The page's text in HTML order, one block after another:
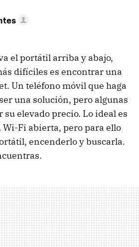
el portátil arriba y abajo,
difíciles es encontrar una
Un teléfono móvil que haga
una solución, pero algunas
elevado precio. Lo ideal es
Fi abierta, pero para ello
encenderlo y buscarla.